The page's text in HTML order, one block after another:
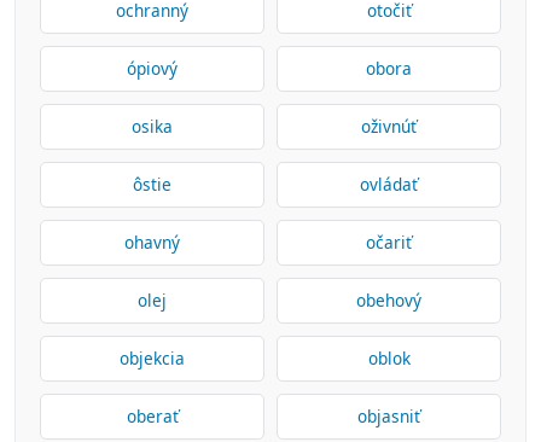
ochranný otočiť
ópiový obora
osika oživnúť
ôstie ovládať
ohavný očariť
olej obehový
objekcia oblok
oberať objasniť